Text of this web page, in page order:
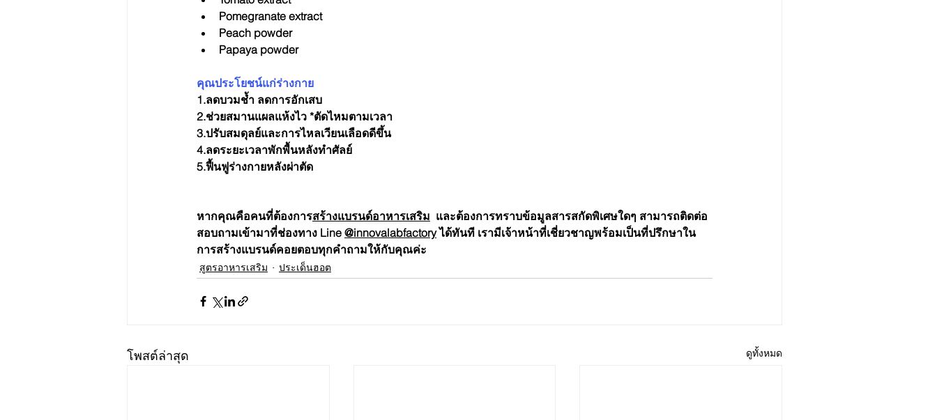
Pomegranate extract
Peach powder
Papaya powder
คุณประโยชน์แก่ร่างกาย
1.ลดบวมช้ำ ลดการอักเสบ
2.ช่วยสมานแผลแห้งไว *ตัดไหมตามเวลา
3.ปรับสมดุลย์และการไหลเวียนเลือดดีขึ้น
4.ลดระยะเวลาพักพื้นหลังทำศัลย์
5.ฟื้นฟูร่างกายหลังผ่าตัด
หากคุณคือคนที่ต้องการสร้างแบรนด์อาหารเสริม
  และต้องการทราบข้อมูลสารสกัดพิเศษใดๆ สามารถติดต่อ
สอบถามเข้ามาที่ช่องทาง Line @innovalabfactory ได้ทันที เรามีเจ้าหน้าที่เชี่ยวชาญพร้อมเป็นที่ปรึกษาใน
การสร้างแบรนด์คอยตอบทุกคำถามให้กับคุณค่ะ
สูตรอาหารเสริม ประเด็นฮอต
โพสต์ล่าสุด ดูทั้งหมด